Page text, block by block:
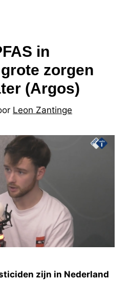
in
zorgen
(Argos)
Leon Zantinge
zijn in Nederland